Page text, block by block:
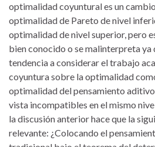
optimalidad coyuntural es un
optimalidad de Pareto de nivel
optimalidad de nivel superior, pero
bien conocido o se malinterpreta ya
tendencia a considerar el trabajo
coyuntura sobre la optimalidad
optimalidad del pensamiento
vista incompatibles en el mismo
la discusión anterior hace que la
relevante: ¿Colocando el